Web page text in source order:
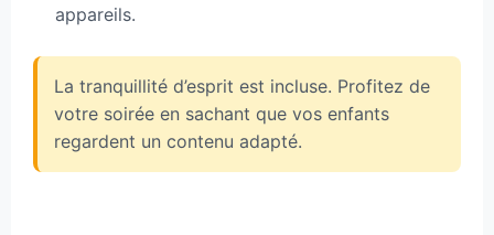
appareils.
La tranquillité d’esprit est incluse. Profitez de
votre soirée en sachant que vos enfants
regardent un contenu adapté.